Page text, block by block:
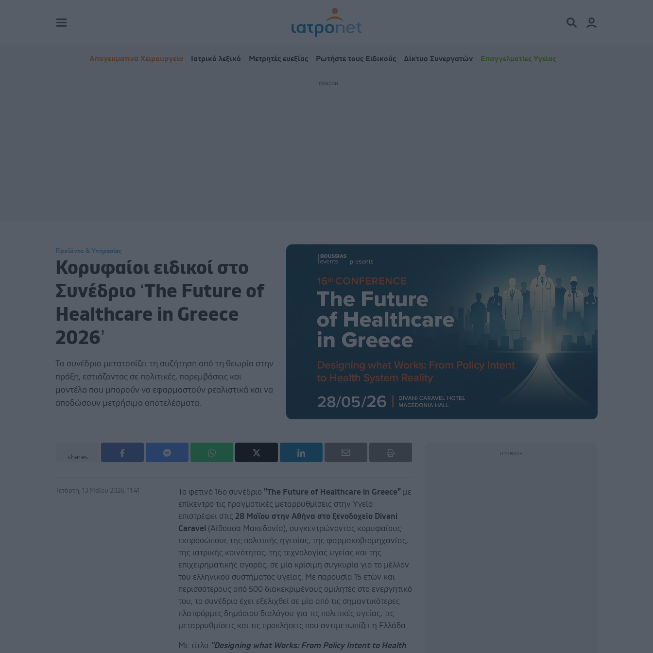
Απογευματινά Χειρουργεία Ιατρικό λεξικό Μετρητές ευεξίας Ρωτήστε τους Ειδικούς Δίκτυο Συνεργατών Επαγγελματίες Υγείας
Προϊόντα & Υπηρεσίες
Κορυφαίοι ειδικοί στο
Συνέδριο ‘The Future of
Healthcare in Greece
2026’
Το συνέδριο μετατοπίζει τη συζήτηση από τη θεωρία στην
πράξη, εστιάζοντας σε πολιτικές, παρεμβάσεις και
μοντέλα που μπορούν να εφαρμοστούν ρεαλιστικά και να
αποδώσουν μετρήσιμα αποτελέσματα.
shares
Τετάρτη, 13 Μαΐου 2026, 11:41 Το φετινό 16ο συνέδριο "The Future of Healthcare in Greece" με
επίκεντρο τις πραγματικές μεταρρυθμίσεις στην Υγεία
επιστρέφει στις 28 Μαΐου στην Αθήνα στο ξενοδοχείο Divani
Caravel (Αίθουσα Μακεδονία), συγκεντρώνοντας κορυφαίους
εκπροσώπους της πολιτικής ηγεσίας, της φαρμακοβιομηχανίας,
της ιατρικής κοινότητας, της τεχνολογίας υγείας και της
επιχειρηματικής αγοράς, σε μία κρίσιμη συγκυρία για το μέλλον
του ελληνικού συστήματος υγείας. Με παρουσία 15 ετών και
περισσότερους από 500 διακεκριμένους ομιλητές στο ενεργητικό
του, το συνέδριο έχει εξελιχθεί σε μία από τις σημαντικότερες
πλατφόρμες δημόσιου διαλόγου για τις πολιτικές υγείας, τις
μεταρρυθμίσεις και τις προκλήσεις που αντιμετωπίζει η Ελλάδα.
Με τίτλο "Designing what Works: From Policy Intent to Health